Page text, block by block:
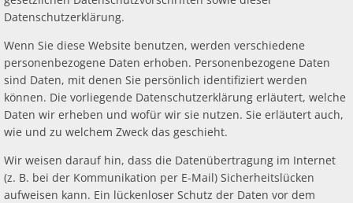
Datenschutzerklärung.
Wenn Sie diese Website benutzen, werden verschiedene
personenbezogene Daten erhoben. Personenbezogene Daten
sind Daten, mit denen Sie persönlich identifiziert werden
können. Die vorliegende Datenschutzerklärung erläutert, welche
Daten wir erheben und wofür wir sie nutzen. Sie erläutert auch,
wie und zu welchem Zweck das geschieht.
Wir weisen darauf hin, dass die Datenübertragung im Internet
(z. B. bei der Kommunikation per E-Mail) Sicherheitslücken
aufweisen kann. Ein lückenloser Schutz der Daten vor dem